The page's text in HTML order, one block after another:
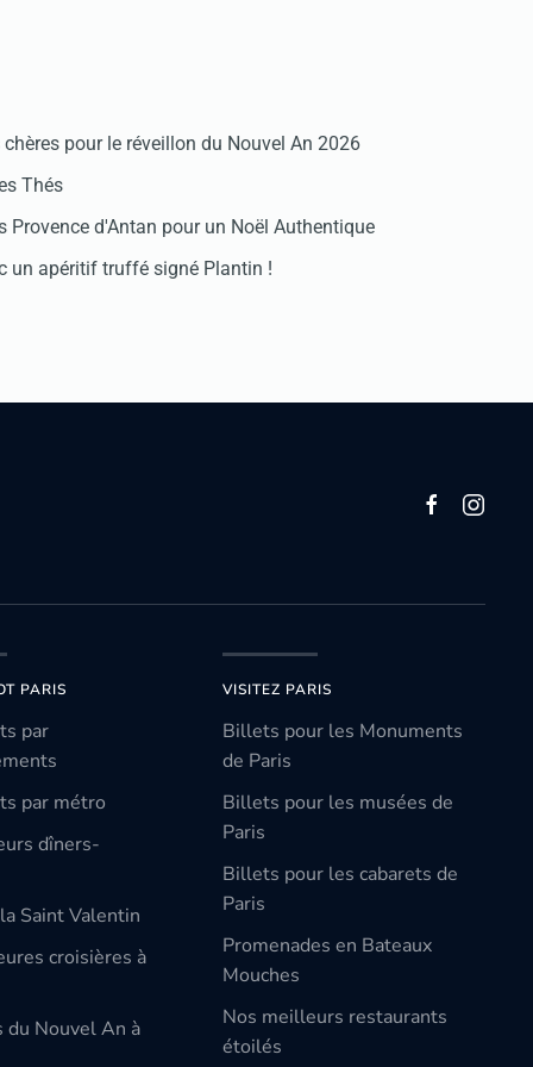
pour le réveillon du Nouvel An 2026
Thés
Provence d'Antan pour un Noël Authentique
un apéritif truffé signé Plantin !
PARIS
par
par métro
dîners-
Saint Valentin
croisières à
du Nouvel An à
VISITEZ PARIS
Billets pour les Monuments
de Paris
Billets pour les musées de
Paris
Billets pour les cabarets de
Paris
Promenades en Bateaux
Mouches
Nos meilleurs restaurants
étoilés